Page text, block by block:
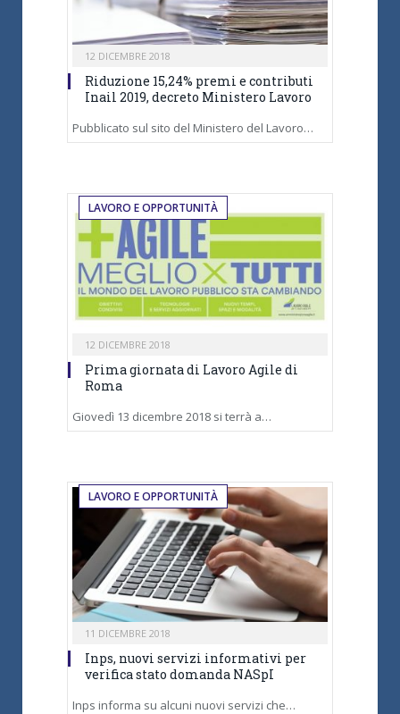
12 DICEMBRE 2018
Riduzione 15,24% premi e contributi
Inail 2019, decreto Ministero Lavoro
Pubblicato sul sito del Ministero del Lavoro…
LAVORO E OPPORTUNITÀ
12 DICEMBRE 2018
Prima giornata di Lavoro Agile di
Roma
Giovedì 13 dicembre 2018 si terrà a…
LAVORO E OPPORTUNITÀ
11 DICEMBRE 2018
Inps, nuovi servizi informativi per
verifica stato domanda NASpI
Inps informa su alcuni nuovi servizi che…